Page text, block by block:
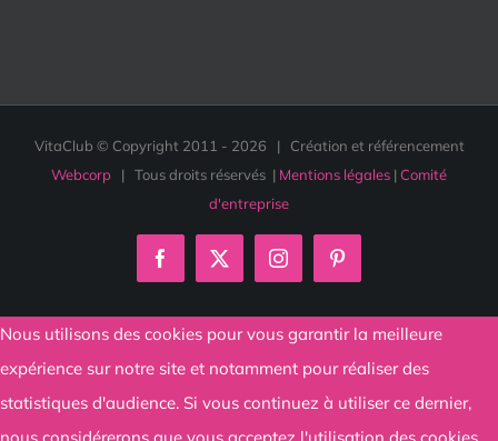
VitaClub © Copyright 2011 - 2026 | Création et référencement
Webcorp | Tous droits réservés | Mentions légales |Comité
d'entreprise
Facebook
X InstagramPinterest
Nous utilisons des cookies pour vous garantir la meilleure
expérience sur notre site et notamment pour réaliser des
statistiques d'audience. Si vous continuez à utiliser ce dernier,